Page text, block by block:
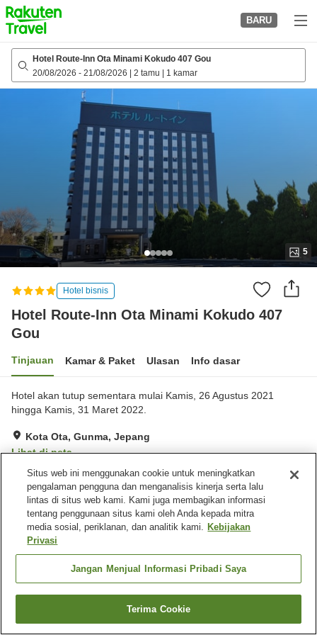
to
top
page
BARU
Hotel Route-Inn Ota Minami Kokudo 407 Gou
20/08/2026 - 21/08/2026 2 tamu 1 kamar
5
Hotel bisnis
Hotel Route-Inn Ota Minami Kokudo 407
Gou
Tinjauan Kamar & Paket Ulasan Info dasar
Hotel akan tutup sementara mulai Kamis, 26 Agustus 2021
hingga Kamis, 31 Maret 2022.
Kota Ota, Gunma, Jepang
Lihat di peta
Sangat baik Ulasan:196
Fasilitas properti
Tempat parkir
Spa / Salon kecantikan
Beranda Jepang Gunma
Kota Ota
Cari kamar
Situs web ini menggunakan cookie untuk meningkatkan
pengalaman pengguna dan menganalisis kinerja serta lalu
lintas di situs web kami. Kami juga membagikan informasi
tentang penggunaan situs kami oleh Anda kepada mitra
media sosial, periklanan, dan analitik kami. Kebijakan
Privasi
Jangan Menjual Informasi Pribadi Saya
Terima Cookie